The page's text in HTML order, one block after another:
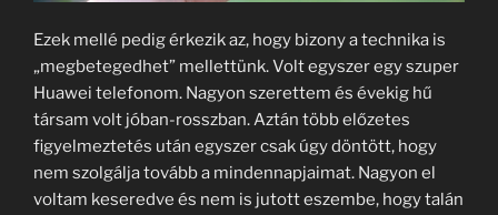
Ezek mellé pedig érkezik az, hogy bizony a technika is
„megbetegedhet” mellettünk. Volt egyszer egy szuper
Huawei telefonom. Nagyon szerettem és évekig hű
társam volt jóban-rosszban. Aztán több előzetes
figyelmeztetés után egyszer csak úgy döntött, hogy
nem szolgálja tovább a mindennapjaimat. Nagyon el
voltam keseredve és nem is jutott eszembe, hogy talán